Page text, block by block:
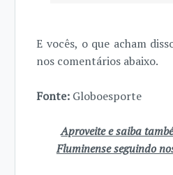
E vocês, o que acham
nos comentários abaixo.
Fonte: Globoesporte
Aproveite e saiba
Fluminense seguindo